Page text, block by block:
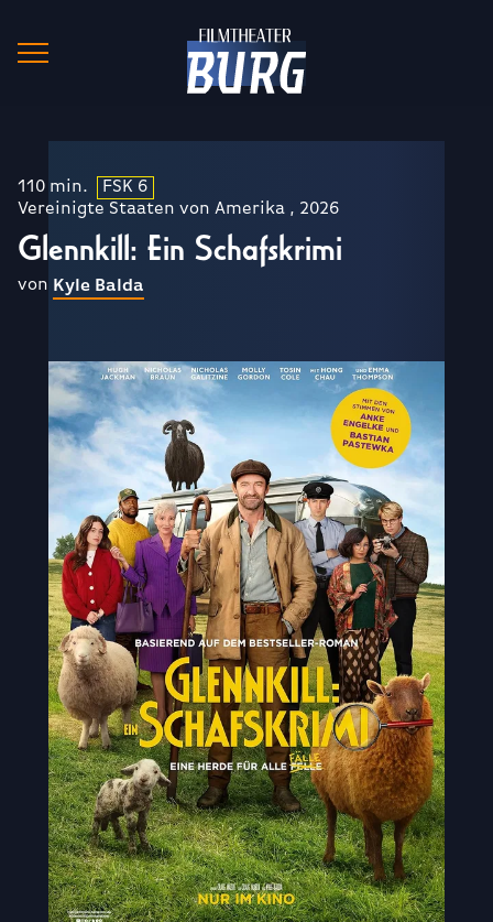
110 min.
FSK 6
Vereinigte Staaten von Amerika , 2026
Glennkill: Ein Schafskrimi
von Kyle Balda